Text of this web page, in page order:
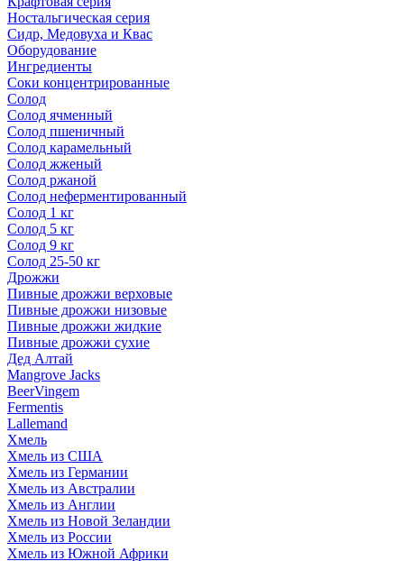
Ностальгическая серия
Сидр, Медовуха и Квас
Оборудование
Ингредиенты
Соки концентрированные
Солод
Солод ячменный
Солод пшеничный
Солод карамельный
Солод жженый
Солод ржаной
Солод неферментированный
Солод 1 кг
Солод 5 кг
Солод 9 кг
Солод 25-50 кг
Дрожжи
Пивные дрожжи верховые
Пивные дрожжи низовые
Пивные дрожжи жидкие
Пивные дрожжи сухие
Дед Алтай
Mangrove Jacks
BeerVingem
Fermentis
Lallemand
Хмель
Хмель из США
Хмель из Германии
Хмель из Австралии
Хмель из Англии
Хмель из Новой Зеландии
Хмель из России
Хмель из Южной Африки